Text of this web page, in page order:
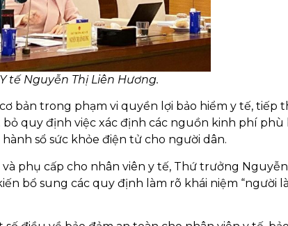
tế Nguyễn Thị Liên Hương.
bản trong phạm vi quyền lợi bảo hiểm y tế, tiếp
quy định việc xác định các nguồn kinh phí phù
sổ sức khỏe điện tử cho người dân.
phụ cấp cho nhân viên y tế, Thứ trưởng
bổ sung các quy định làm rõ khái niệm “người